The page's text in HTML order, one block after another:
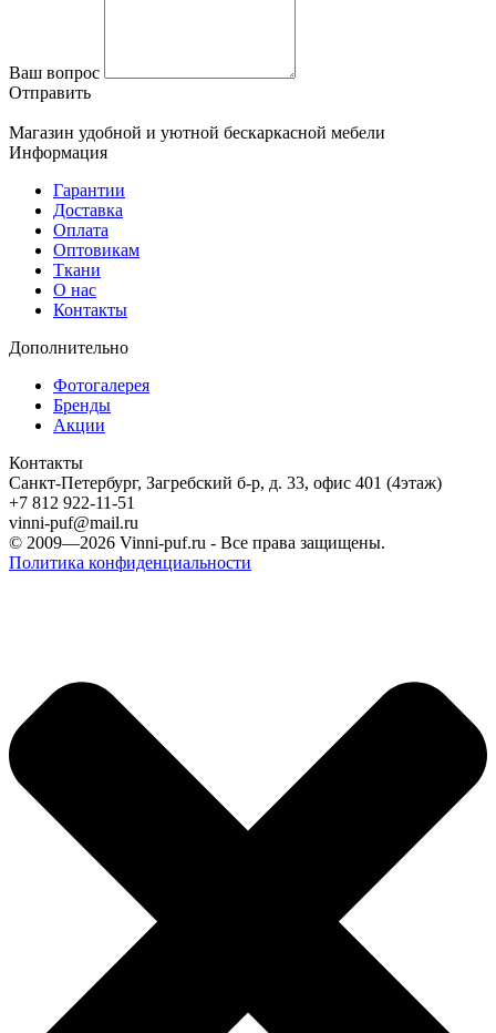
Ваш вопрос
Отправить
Магазин удобной и уютной бескаркасной мебели
Информация
Гарантии
Доставка
Оплата
Оптовикам
Ткани
О нас
Контакты
Дополнительно
Фотогалерея
Бренды
Акции
Контакты
Санкт-Петербург, Загребский б-р, д. 33, офис 401 (4этаж)
+7 812 922-11-51
vinni-puf@mail.ru
© 2009—2026 Vinni-puf.ru - Все права защищены.
Политика конфиденциальности